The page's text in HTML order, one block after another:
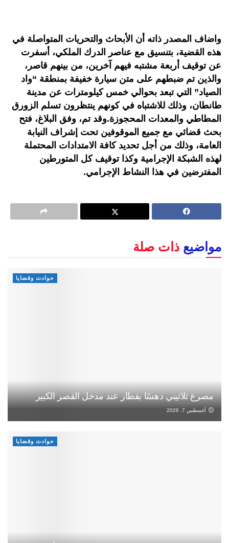
واضاف المصدر ذاته أن الأبحاث والتحريات المتواصلة في
هذه القضية، بتنسيق مع عناصر الدرك الملكي، أسفرت
عن توقيف أربعة مشتبه فيهم آخرين، من بينهم قاصر،
والذين تم ضبطهم على متن سيارة خفيفة بمنطقة “واد
الصياد” التي تبعد بحوالي خمس كيلومترات عن مدينة
طانطان، وذلك للاشتباه في كونهم ينتظرون تسلم الزورق
المطاطي والمعدات المحجوزة.وقد تم، وفق البلاغ، فتح
بحث قضائي مع جميع الموقوفين تحت إشراف النيابة
العامة، وذلك من أجل تحديد كافة الامتدادات المحتملة
لهذه الشبكة الإجرامية وكذا توقيف كل المتورطين
المفترضين في هذا النشاط الإجرامي.
مواضيع ذات صلة
حوادث وقضايا
مصرع ثلاثيني دهسًا بقطار عند مدخل القصر الكبير
أغسطس 7, 2026
حوادث وقضايا